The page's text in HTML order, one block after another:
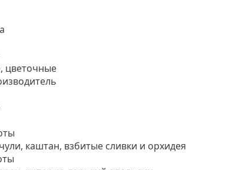
цветочные
каштан, взбитые сливки и орхидея